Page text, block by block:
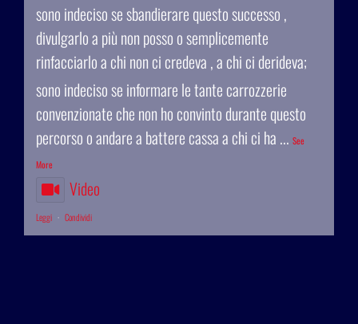
sono indeciso se sbandierare questo successo ,
divulgarlo a più non posso o semplicemente
rinfacciarlo a chi non ci credeva , a chi ci derideva;
sono indeciso se informare le tante carrozzerie
convenzionate che non ho convinto durante questo
percorso o andare a battere cassa a chi ci ha ... See
More
Video
Leggi · Condividi